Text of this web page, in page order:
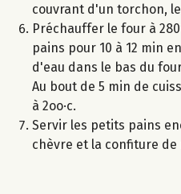
couvrant d'un torchon,
Préchauffer le four à
pains pour 10 à 12 min
d'eau dans le bas du
Au bout de 5 min de
à 2oo·c.
Servir les petits pains
chèvre et la confiture de